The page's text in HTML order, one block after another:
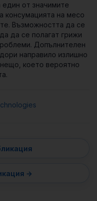
от значимите
консумацията на месо
Възможността да се
да се полагат грижи
Допълнителен
направило излишно
което вероятно